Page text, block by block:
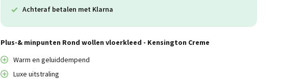
Achteraf betalen met Klarna
Plus-& minpunten Rond wollen vloerkleed - Kensington Creme
Warm en geluiddempend
Luxe uitstraling